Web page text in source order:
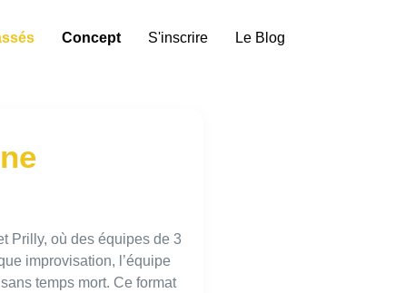
Concept S'inscrire Le Blog
Prilly, où des équipes de 3
improvisation, l’équipe
temps mort. Ce format